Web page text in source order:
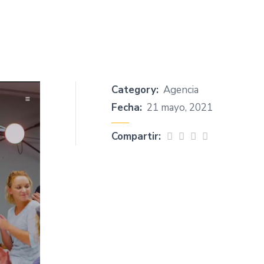
Category: Agencia
Fecha: 21 mayo, 2021
Compartir: